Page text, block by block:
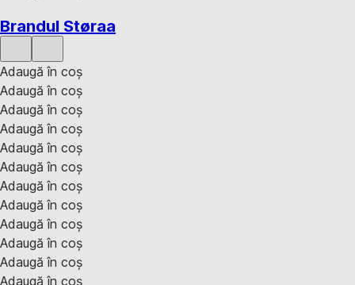
Brandul Støraa
Adaugă în coș
Adaugă în coș
Adaugă în coș
Adaugă în coș
Adaugă în coș
Adaugă în coș
Adaugă în coș
Adaugă în coș
Adaugă în coș
Adaugă în coș
Adaugă în coș
Adaugă în coș